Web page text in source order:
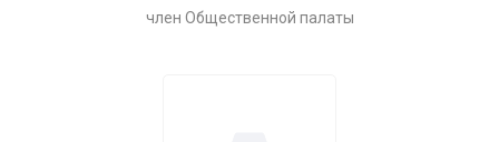
член Общественной палаты